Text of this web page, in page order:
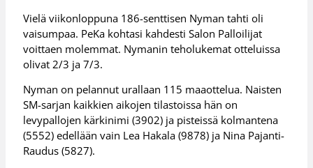
Vielä viikonloppuna 186-senttisen Nyman tahti oli
vaisumpaa. PeKa kohtasi kahdesti Salon Palloilijat
voittaen molemmat. Nymanin teholukemat otteluissa
olivat 2/3 ja 7/3.
Nyman on pelannut urallaan 115 maaottelua. Naisten
SM-sarjan kaikkien aikojen tilastoissa hän on
levypallojen kärkinimi (3902) ja pisteissä kolmantena
(5552) edellään vain Lea Hakala (9878) ja Nina Pajanti-
Raudus (5827).